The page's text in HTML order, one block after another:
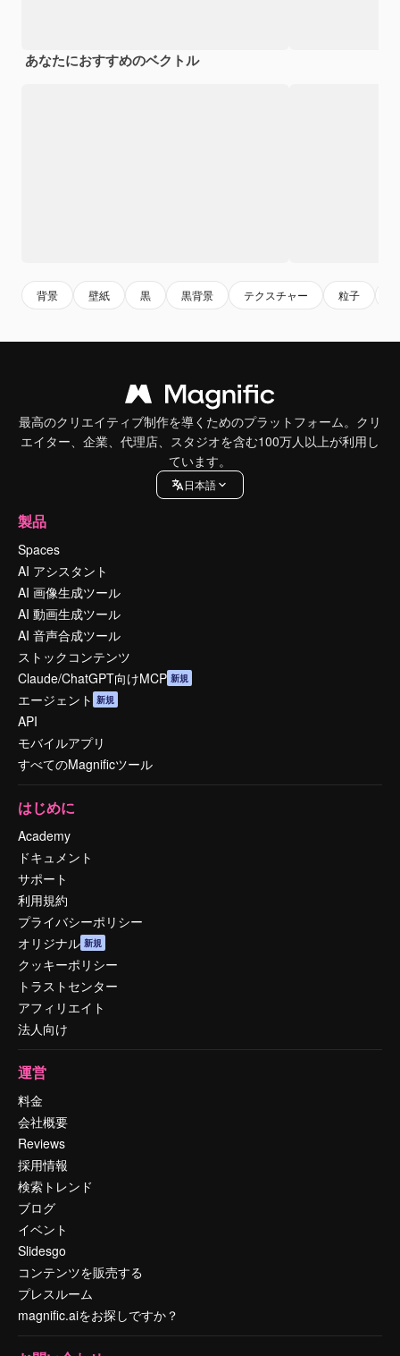
あなたにおすすめのベクトル
背景 壁紙 黒 黒背景 テクスチャー 粒子
最高のクリエイティブ制作を導くためのプラットフォーム。クリ
エイター、企業、代理店、スタジオを含む100万人以上が利用し
ています。
日本語
製品
Spaces
AI アシスタント
AI 画像生成ツール
AI 動画生成ツール
AI 音声合成ツール
ストックコンテンツ
Claude/ChatGPT向けMCP 新規
エージェント 新規
API
モバイルアプリ
すべてのMagnificツール
はじめに
Academy
ドキュメント
サポート
利用規約
プライバシーポリシー
オリジナル 新規
クッキーポリシー
トラストセンター
アフィリエイト
法人向け
運営
料金
会社概要
Reviews
採用情報
検索トレンド
ブログ
イベント
Slidesgo
コンテンツを販売する
プレスルーム
magnific.aiをお探しですか？